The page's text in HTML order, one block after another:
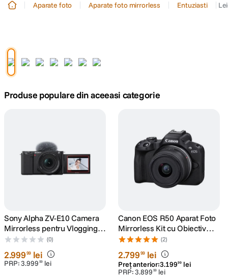
4. peak design
lavaliera
card memorie
9. insta 360
10 . godox
Aparate foto Aparate foto mirrorless Entuziasti
Produse populare din aceeasi categorie
Sony Alpha ZV-E10 Camera
Mirrorless pentru Vlogging
4K Kit cu Obiectiv 16-50mm
(0)
2.99999 lei
PRP:3.999 99 lei
Canon EOS R50 Aparat Foto
Mirrorless Kit cu Obiectiv
RF-S 18-45mm F4.5-6.3 IS
STM Negru
(2)
2.79999 lei
Preț anterior:3.19999 lei
PRP:3.899 99 lei